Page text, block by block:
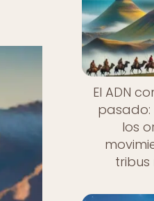
El ADN
pasado:
los